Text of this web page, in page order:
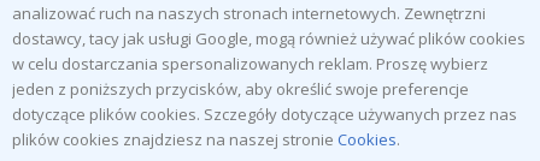
analizować ruch na naszych stronach internetowych. Zewnętrzni
dostawcy, tacy jak usługi Google, mogą również używać plików cookies
w celu dostarczania spersonalizowanych reklam. Proszę wybierz
jeden z poniższych przycisków, aby określić swoje preferencje
dotyczące plików cookies. Szczegóły dotyczące używanych przez nas
plików cookies znajdziesz na naszej stronie Cookies.